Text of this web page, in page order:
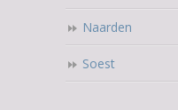
Naarden
Soest